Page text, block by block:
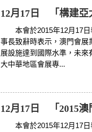
12月17日 「構建亞
本會於2015年12月17日
事長致辭時表示，澳門會展
展設施達到國際水準，未
大中華地區會展專...
12月17日 「2015澳
本會於2015年12月17日